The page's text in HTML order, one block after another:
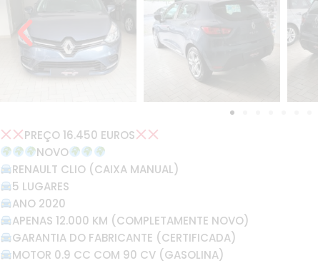
PREÇO 16.450 EUROS
NOVO
RENAULT CLIO (CAIXA MANUAL)
5 LUGARES
ANO 2020
APENAS 12.000 KM (COMPLETAMENTE NOVO)
GARANTIA DO FABRICANTE (CERTIFICADA)
MOTOR 0.9 CC COM 90 CV (GASOLINA)